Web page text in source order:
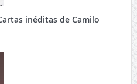
inéditas de Camilo